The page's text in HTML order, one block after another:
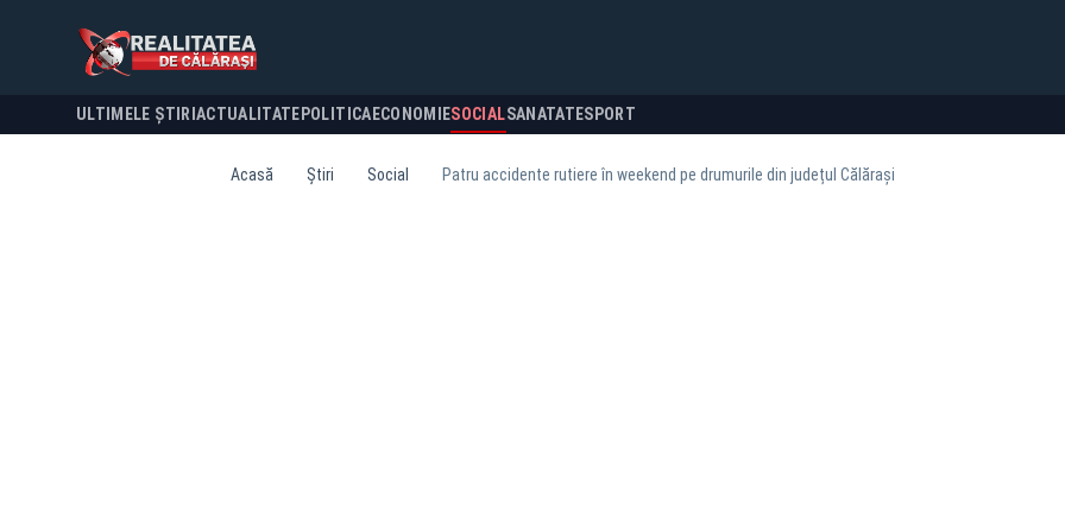
ULTIMELE ȘTIRI ACTUALITATE POLITICA ECONOMIESOCIALSANATATESPORT
Acasă Știri Social Patru accidente rutiere în weekend pe drumurile din județul Călărași